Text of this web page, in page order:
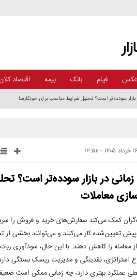
عکس فیلم بانک بیمه اقتصاد
بازار سودده‌تر است؟ تحلیل شرایط مناسب برای خودکارسازی
زمانی در بازار سودده‌تر است؟
معاملات
کمک می‌کند سفارش‌های خرید و فروش را
پیش تعیین‌شده کار می‌کنند و می‌توانند بخشی
معامله را کاهش دهند. با این حال، سودآوری
نوع استراتژی، نقدینگی و مدیریت ریسک بستگی
عملکرد بهتری دارد، چه زمانی ممکن است